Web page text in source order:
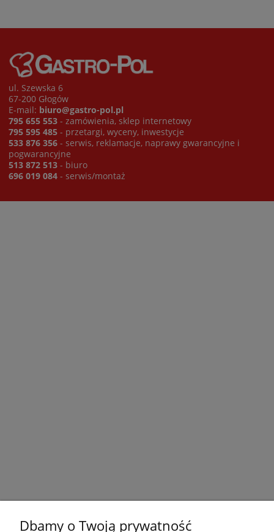
ul. Szewska 6
67-200 Głogów
E-mail: biuro@gastro-pol.pl
795 655 553 - zamówienia, sklep internetowy
795 595 485 - przetargi, wyceny, inwestycje
533 876 356 - serwis, reklamacje, naprawy gwarancyjne i
pogwarancyjne
513 872 513 - biuro
696 019 084 - serwis/montaż
Dbamy o Twoją prywatność